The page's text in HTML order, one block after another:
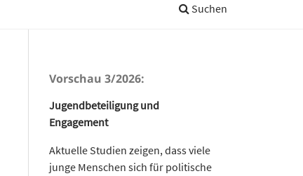
Suchen
Vorschau 3/2026:
Jugendbeteiligung und
Engagement
Aktuelle Studien zeigen, dass viele
junge Menschen sich für politische